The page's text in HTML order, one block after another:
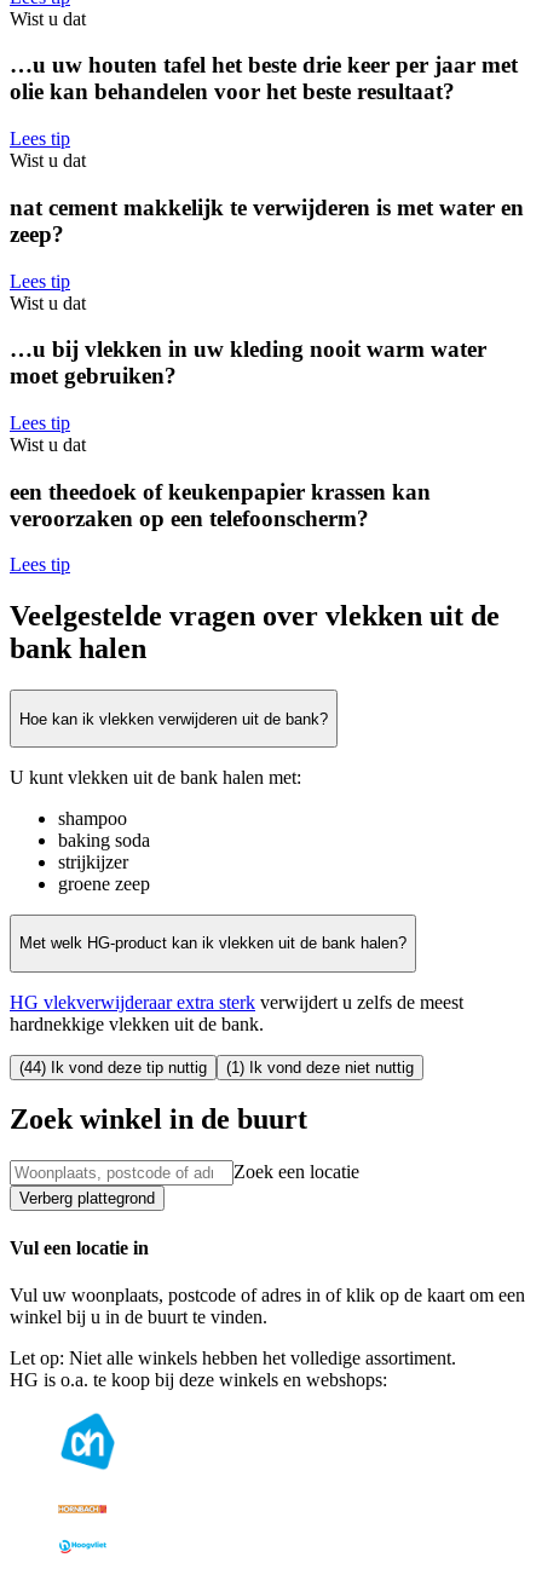
Wist u dat
…u uw houten tafel het beste drie keer per jaar met
olie kan behandelen voor het beste resultaat?
Lees tip
Wist u dat
nat cement makkelijk te verwijderen is met water en
zeep?
Lees tip
Wist u dat
…u bij vlekken in uw kleding nooit warm water
moet gebruiken?
Lees tip
Wist u dat
een theedoek of keukenpapier krassen kan
veroorzaken op een telefoonscherm?
Lees tip
Veelgestelde vragen over vlekken uit de
bank halen
Hoe kan ik vlekken verwijderen uit de bank?
U kunt vlekken uit de bank halen met:
shampoo
baking soda
strijkijzer
groene zeep
Met welk HG-product kan ik vlekken uit de bank halen?
HG vlekverwijderaar extra sterk verwijdert u zelfs de meest
hardnekkige vlekken uit de bank.
(44) Ik vond deze tip nuttig (1) Ik vond deze niet nuttig
Zoek winkel in de buurt
Zoek een locatie
Verberg plattegrond
Vul een locatie in
Vul uw woonplaats, postcode of adres in of klik op de kaart om een
winkel bij u in de buurt te vinden.
Let op: Niet alle winkels hebben het volledige assortiment.
HG is o.a. te koop bij deze winkels en webshops: